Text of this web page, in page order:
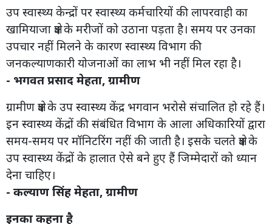
उप स्वास्थ्य केन्द्रों पर स्वास्थ्य कर्मचारियों की लापरवाही का
खामियाजा क्षेत्र के मरीजों को उठाना पड़ता है। समय पर उनका
उपचार नहीं मिलने के कारण स्वास्थ्य विभाग की
जनकल्याणकारी योजनाओं का लाभ भी नहीं मिल रहा है।
- भगवत प्रसाद मेहता, ग्रामीण
ग्रामीण क्षेत्र के उप स्वास्थ्य केंद्र भगवान भरोसे संचालित हो रहे हैं।
इन स्वास्थ्य केंद्रों की संबंधित विभाग के आला अधिकारियों द्वारा
समय-समय पर मॉनिटरिंग नहीं की जाती है। इसके चलते क्षेत्र के
उप स्वास्थ्य केंद्रों के हालात ऐसे बने हुए हैं जिम्मेदारों को ध्यान
देना चाहिए।
- कल्याण सिंह मेहता, ग्रामीण
इनका कहना है